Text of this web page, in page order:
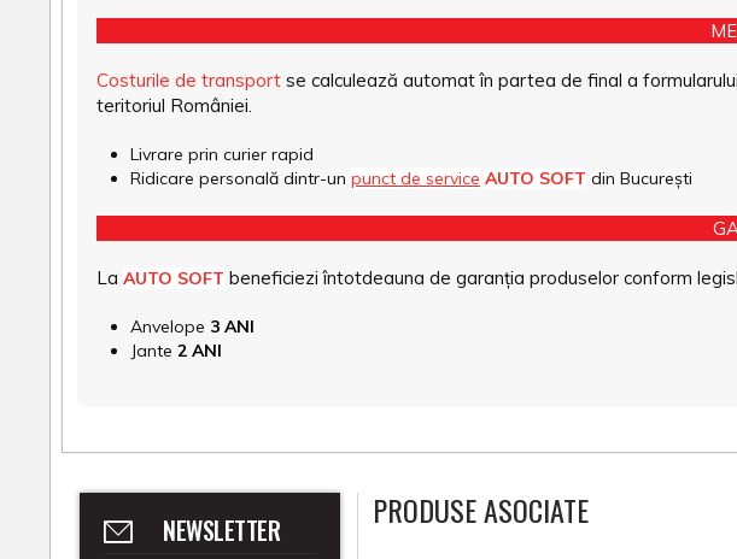
Costurile de transport se calculează automat în partea de final a
teritoriul României.
Livrare prin curier rapid
Ridicare personală dintr-un punct de service AUTO SOFT din București
La AUTO SOFT beneficiezi întotdeauna de garanția produselor conform
Anvelope 3 ANI
Jante 2 ANI
NEWSLETTER PRODUSE ASOCIATE